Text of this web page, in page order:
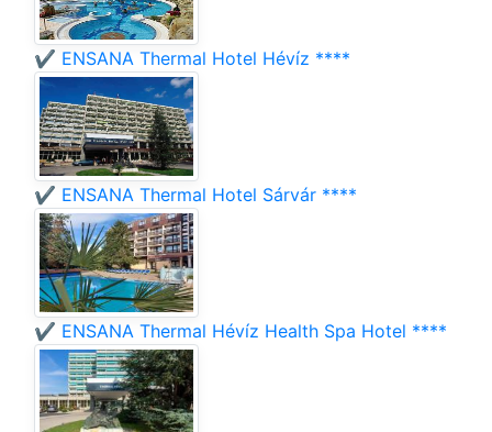
✔️ ENSANA Thermal Hotel Hévíz ****
✔️ ENSANA Thermal Hotel Sárvár ****
✔️ ENSANA Thermal Hévíz Health Spa Hotel ****